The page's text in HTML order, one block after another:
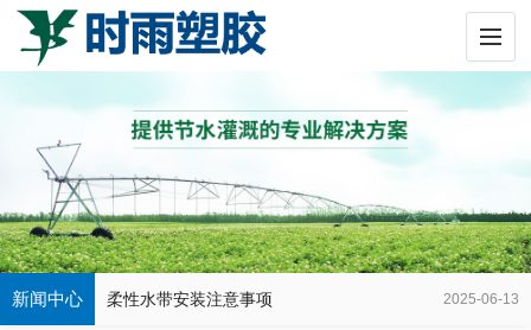
新闻中心
2025-06-06
预制孔水带正确铺设方法
预制孔水带在玉米单产提升灌溉中具有
以下核心用途和技术优势：
PVC给水管材安装与维护
2025-06-14
柔性水带滴灌带安装前准备事项
2025-06-13
柔性水带安装注意事项